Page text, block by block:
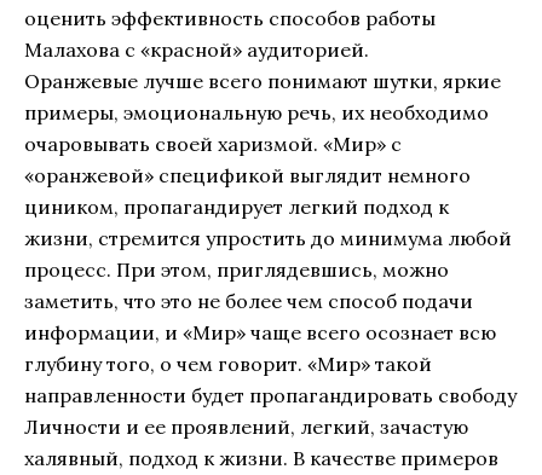
оценить эффективность способов работы
Малахова с «красной» аудиторией.
Оранжевые лучше всего понимают шутки, яркие
примеры, эмоциональную речь, их необходимо
очаровывать своей харизмой. «Мир» с
«оранжевой» спецификой выглядит немного
циником, пропагандирует легкий подход к
жизни, стремится упростить до минимума любой
процесс. При этом, приглядевшись, можно
заметить, что это не более чем способ подачи
информации, и «Мир» чаще всего осознает всю
глубину того, о чем говорит. «Мир» такой
направленности будет пропагандировать свободу
Личности и ее проявлений, легкий, зачастую
халявный, подход к жизни. В качестве примеров